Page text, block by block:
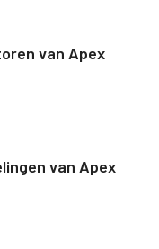
van Apex
van Apex